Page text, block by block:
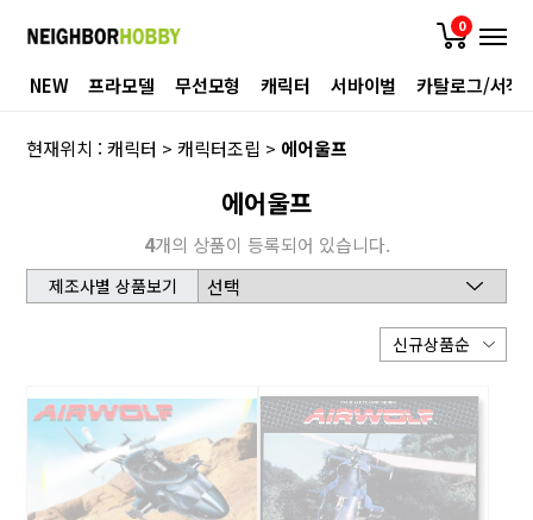
0
NEW 프라모델 무선모형 캐릭터 서바이벌 카탈로그/서적
현재위치 :캐릭터 >캐릭터조립 > 에어울프
에어울프
4개의 상품이 등록되어 있습니다.
제조사별 상품보기